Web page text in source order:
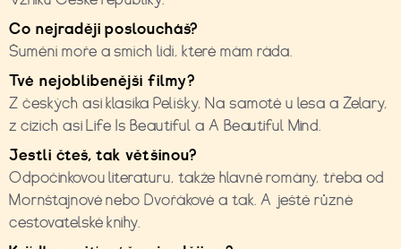
Co nejraději posloucháš?
Šumění moře a smích lidí, které mám ráda.
Tvé nejoblíbenější filmy?
Z českých asi klasika Pelíšky, Na samotě u lesa a Želary,
z cizích asi Life Is Beautiful a A Beautiful Mind.
Jestli čteš, tak většinou?
Odpočinkovou literaturu, takže hlavně romány, třeba od
Mornštajnové nebo Dvořákové a tak. A ještě různé
cestovatelské knihy.